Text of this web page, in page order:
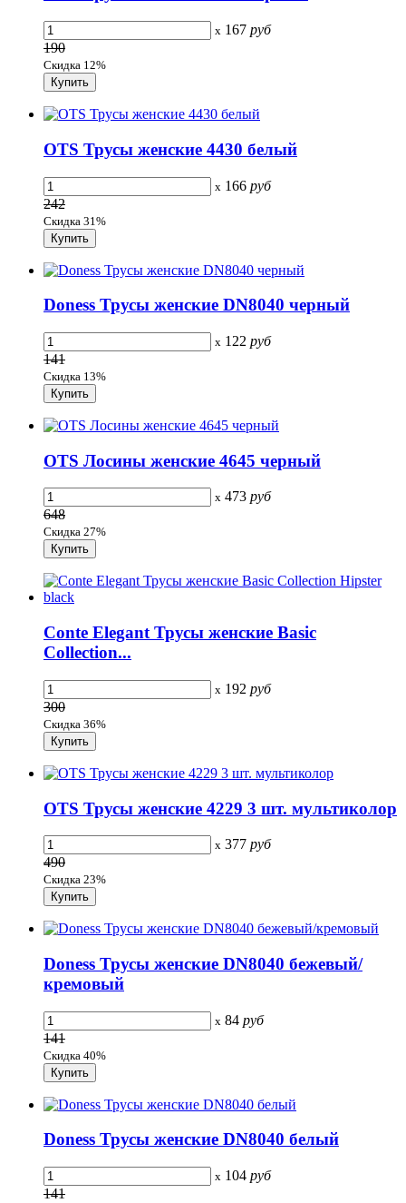
x 167 руб
190
Скидка 12%
OTS Трусы женские 4430 белый
x 166 руб
242
Скидка 31%
Doness Трусы женские DN8040 черный
x 122 руб
141
Скидка 13%
OTS Лосины женские 4645 черный
x 473 руб
648
Скидка 27%
Conte Elegant Трусы женские Basic
Collection...
x 192 руб
300
Скидка 36%
OTS Трусы женские 4229 3 шт. мультиколор
x 377 руб
490
Скидка 23%
Doness Трусы женские DN8040 бежевый/
кремовый
x 84 руб
141
Скидка 40%
Doness Трусы женские DN8040 белый
x 104 руб
141